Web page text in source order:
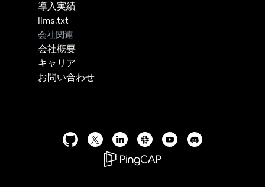
導入実績
llms.txt
会社関連
会社概要
キャリア
お問い合わせ